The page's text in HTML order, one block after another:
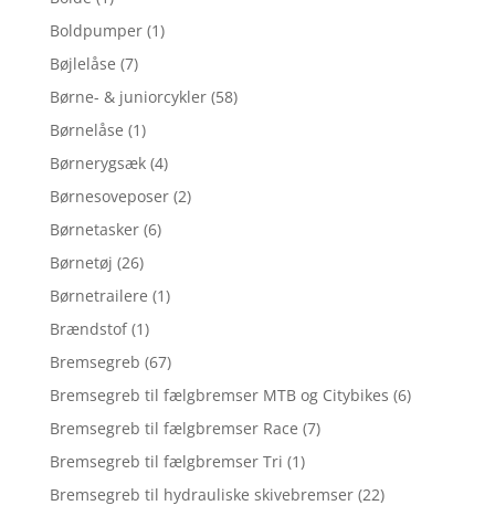
Boldpumper (1)
Bøjlelåse (7)
Børne- & juniorcykler (58)
Børnelåse (1)
Børnerygsæk (4)
Børnesoveposer (2)
Børnetasker (6)
Børnetøj (26)
Børnetrailere (1)
Brændstof (1)
Bremsegreb (67)
Bremsegreb til fælgbremser MTB og Citybikes (6)
Bremsegreb til fælgbremser Race (7)
Bremsegreb til fælgbremser Tri (1)
Bremsegreb til hydrauliske skivebremser (22)